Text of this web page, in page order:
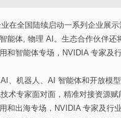
在全国陆续启动一系列企业展
能体, 物理 AI。生态合作伙伴
和智能体专场，NVIDIA 专家
、机器人、AI 智能体和开放
术专家面对面，精准对接资源赋
和出海专场，NVIDIA 专家及